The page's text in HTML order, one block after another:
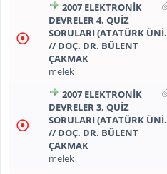
2007 ELEKTRONİK
DEVRELER 4. QUİZ
SORULARI (ATATÜRK ÜNİ.
// DOÇ. DR. BÜLENT
ÇAKMAK
melek
2007 ELEKTRONİK
DEVRELER 3. QUİZ
SORULARI (ATATÜRK ÜNİ.
// DOÇ. DR. BÜLENT
ÇAKMAK
melek